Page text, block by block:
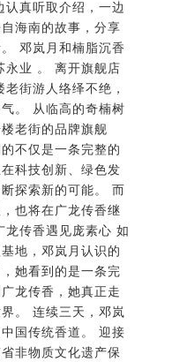
真听取介绍，一边
海南的故事，分享
邓岚月和楠脂沉香
永业 。 离开旗舰店
街游人络绎不绝，
。 从临高的奇楠树
老街的品牌旗舰
不仅是一条完整的
科技创新、绿色发
探索新的可能。 而
也将在广龙传香继
传香遇见庞素心 如
地，邓岚月认识的
她看到的是一条完
龙传香，她真正走
。 连续三天，邓岚
国传统香道。 迎接
非物质文化遗产保